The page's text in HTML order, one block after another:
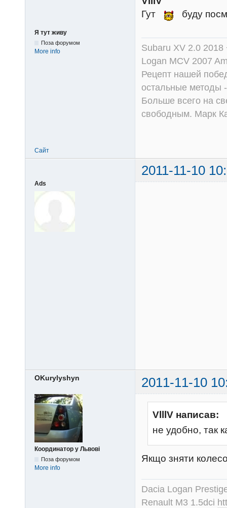
Я тут живу
Поза форумом
More info
Гут
буду
Subaru XV 2.0 2018
Logan MCV 2007
Рецепт нашей
остальные методы
Больше всего на
свободным. Марк
Сайт
2011-11-10
Ads
OKurylyshyn 2011-11-10
Координатор у Львові
Поза форумом
More info
VlllV написав:
не удобно, так
Якщо зняти
Dacia Logan
Renault M3 1.5dci